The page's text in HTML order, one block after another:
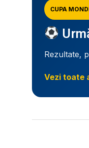
CUPA
Rezultate,
Vezi toate